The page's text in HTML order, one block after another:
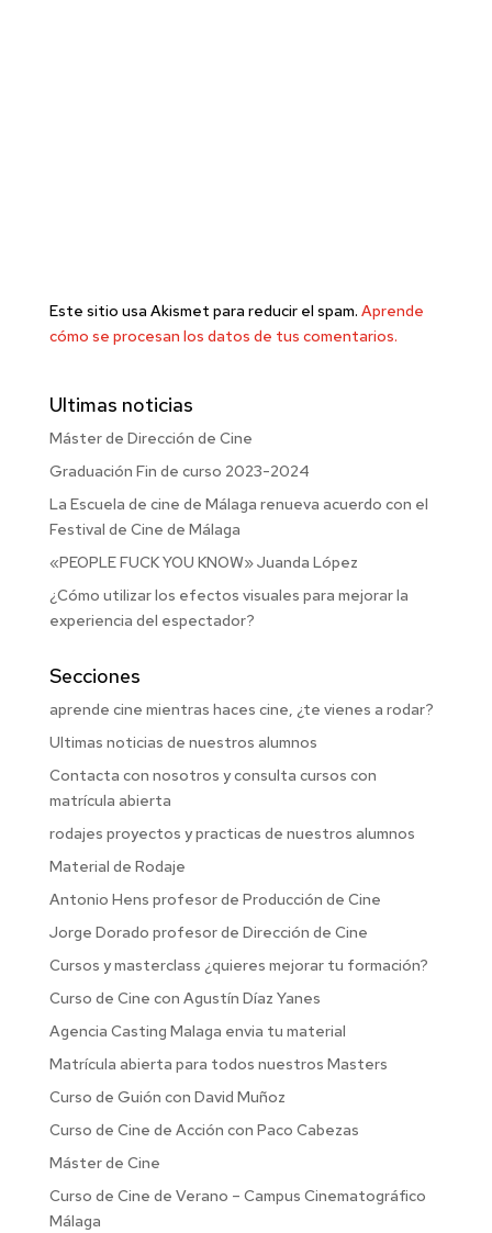
Este sitio usa Akismet para reducir el spam. Aprende
cómo se procesan los datos de tus comentarios.
Ultimas noticias
Máster de Dirección de Cine
Graduación Fin de curso 2023-2024
La Escuela de cine de Málaga renueva acuerdo con el
Festival de Cine de Málaga
«PEOPLE FUCK YOU KNOW» Juanda López
¿Cómo utilizar los efectos visuales para mejorar la
experiencia del espectador?
Secciones
aprende cine mientras haces cine, ¿te vienes a rodar?
Ultimas noticias de nuestros alumnos
Contacta con nosotros y consulta cursos con
matrícula abierta
rodajes proyectos y practicas de nuestros alumnos
Material de Rodaje
Antonio Hens profesor de Producción de Cine
Jorge Dorado profesor de Dirección de Cine
Cursos y masterclass ¿quieres mejorar tu formación?
Curso de Cine con Agustín Díaz Yanes
Agencia Casting Malaga envia tu material
Matrícula abierta para todos nuestros Masters
Curso de Guión con David Muñoz
Curso de Cine de Acción con Paco Cabezas
Máster de Cine
Curso de Cine de Verano – Campus Cinematográfico
Málaga